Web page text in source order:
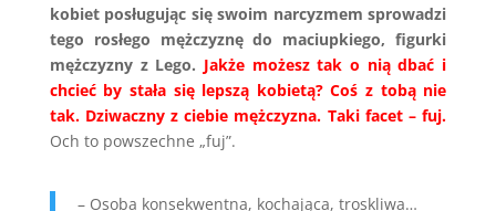
kobiet posługując się swoim narcyzmem sprowadzi
tego rosłego mężczyznę do maciupkiego, figurki
mężczyzny z Lego. Jakże możesz tak o nią dbać i
chcieć by stała się lepszą kobietą? Coś z tobą nie
tak. Dziwaczny z ciebie mężczyzna. Taki facet – fuj.
Och to powszechne „fuj”.
– Osoba konsekwentna, kochająca, troskliwa…